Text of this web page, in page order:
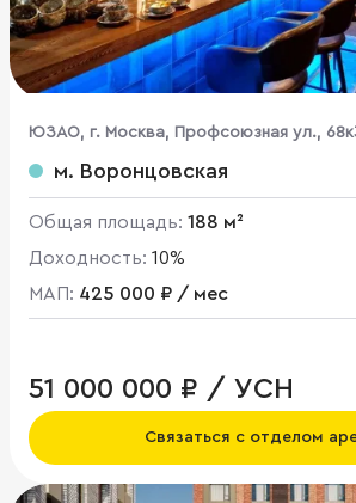
ЮЗАО, г. Москва, Профсоюзная ул.,
м. Воронцовская
Общая площадь: 188 м²
Доходность: 10%
МАП: 425 000 ₽ / мес
51 000 000 ₽ / УСН
Связаться с отделом